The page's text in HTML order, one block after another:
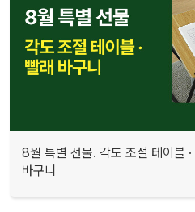
8월 특별 선물. 각도 조절 테이블
바구니